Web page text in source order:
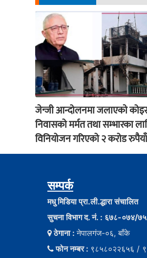
जेन्जी आन्दोलनमा जलाएकाे
निवासको मर्मत तथा सम्भारका
विनियोजन गरिएको २ करोड रुपैयाँ
सम्पर्क
मधु मिडिया प्रा.ली.द्धारा संचालित
सुचना विभाग द. नं. : ६७८-०७४/७५
ठेगाना :नेपालगंज-०६, बाँके
फोन नम्बर : ९८५८०२२६५६ /